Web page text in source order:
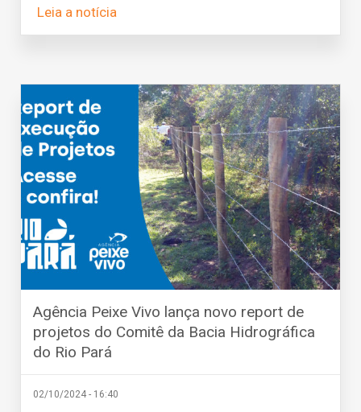
Leia a notícia
Agência Peixe Vivo lança novo report de
projetos do Comitê da Bacia Hidrográfica
do Rio Pará
02/10/2024 - 16:40